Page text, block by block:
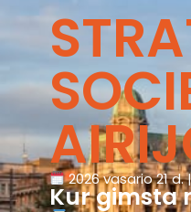
2026 vasario 21 d. |
Kur gimsta